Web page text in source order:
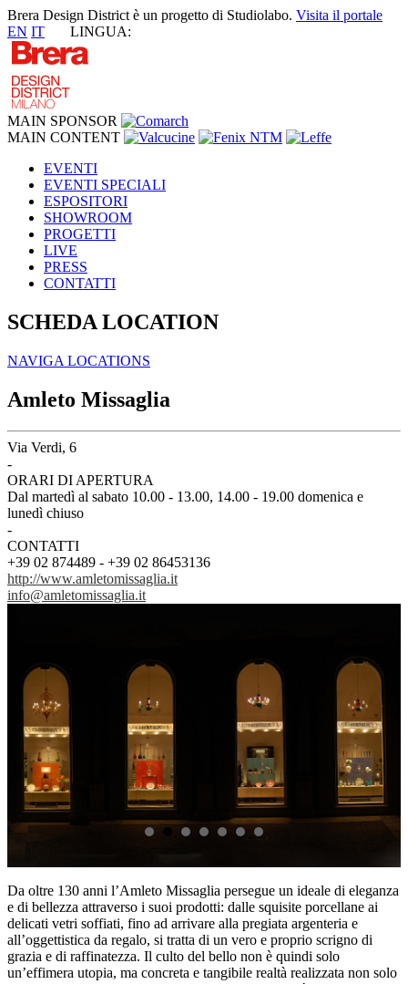
Brera Design District è un progetto di Studiolabo. Visita il portale
EN IT LINGUA:
MAIN SPONSOR
MAIN CONTENT
EVENTI
EVENTI SPECIALI
ESPOSITORI
SHOWROOM
PROGETTI
LIVE
PRESS
CONTATTI
SCHEDA LOCATION
NAVIGA LOCATIONS
Amleto Missaglia
Via Verdi, 6
-
ORARI DI APERTURA
Dal martedì al sabato 10.00 - 13.00, 14.00 - 19.00 domenica e
lunedì chiuso
-
CONTATTI
+39 02 874489 - +39 02 86453136
http://www.amletomissaglia.it
info@amletomissaglia.it
Da oltre 130 anni l’Amleto Missaglia persegue un ideale di eleganza
e di bellezza attraverso i suoi prodotti: dalle squisite porcellane ai
delicati vetri soffiati, fino ad arrivare alla pregiata argenteria e
all’oggettistica da regalo, si tratta di un vero e proprio scrigno di
grazia e di raffinatezza. Il culto del bello non è quindi solo
un’effimera utopia, ma concreta e tangibile realtà realizzata non solo